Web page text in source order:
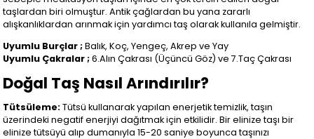
taşlardan biri olmuştur. Antik çağlardan bu yana zararlı
alışkanlıklardan arınmak için yardımcı taş olarak kullanıla gelmiştir.
Uyumlu Burçlar ;Balık, Koç, Yengeç, Akrep ve Yay
Uyumlu Çakralar ;6.Alın Çakrası (Üçüncü Göz) ve 7.Taç Çakrası
Doğal Taş Nasıl Arındırılır?
Tütsüleme:Tütsü kullanarak yapılan enerjetik temizlik, taşın
üzerindeki negatif enerjiyi dağıtmak için etkilidir. Bir elinize taşı bir
elinize tütsüyü alıp dumanıyla 15-20 saniye boyunca taşınızı